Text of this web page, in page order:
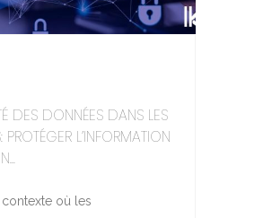
DES DONNÉES DANS LES
PROTÉGER L’INFORMATION
contexte où les